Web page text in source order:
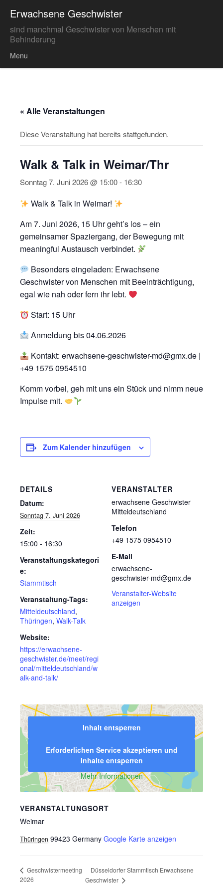
Erwachsene Geschwister
sind manchmal Geschwister von Menschen mit
Behinderung
Menu
« Alle Veranstaltungen
Diese Veranstaltung hat bereits stattgefunden.
Walk & Talk in Weimar/Thr
Sonntag 7. Juni 2026 @ 15:00- 16:30
Walk & Talk in Weimar!
Am 7. Juni 2026, 15 Uhr geht’s los – ein
gemeinsamer Spaziergang, der Bewegung mit
meaningful Austausch verbindet.
Besonders eingeladen: Erwachsene
Geschwister von Menschen mit Beeinträchtigung,
egal wie nah oder fern ihr lebt.
Start: 15 Uhr
Anmeldung bis 04.06.2026
Kontakt: erwachsene-geschwister-md@gmx.de |
+49 1575 0954510
Komm vorbei, geh mit uns ein Stück und nimm neue
Impulse mit.
Zum Kalender hinzufügen
DETAILS
Datum:
Sonntag 7. Juni 2026
Zeit:
15:00 - 16:30
Veranstaltungskategori
e:
Stammtisch
Veranstaltung-Tags:
Mitteldeutschland,
Thüringen, Walk-Talk
Website:
https://erwachsene-
geschwister.de/meet/regi
onal/mitteldeutschland/w
alk-and-talk/
VERANSTALTER
erwachsene Geschwister
Mitteldeutschland
Telefon
+49 1575 0954510
E-Mail
erwachsene-
geschwister-md@gmx.de
Veranstalter-Website
anzeigen
VERANSTALTUNGSORT
Weimar
Thüringen 99423 Germany Google Karte anzeigen
Inhalt entsperren
Erforderlichen Service akzeptieren und
Inhalte entsperren
Mehr Informationen
Geschwistermeeting
2026
Düsseldorfer Stammtisch Erwachsene
Geschwister